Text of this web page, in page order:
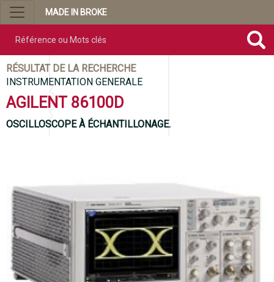
MADE IN BROKE
RÉSULTAT DE LA RECHERCHE
INSTRUMENTATION GENERALE
AGILENT 86100D
OSCILLOSCOPE À ÉCHANTILLONAGE.